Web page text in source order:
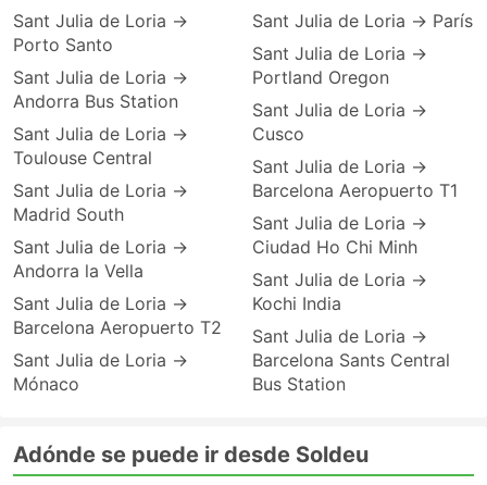
Sant Julia de Loria →
Porto Santo
Sant Julia de Loria →
Andorra Bus Station
Sant Julia de Loria →
Toulouse Central
Sant Julia de Loria →
Madrid South
Sant Julia de Loria →
Andorra la Vella
Sant Julia de Loria →
Barcelona Aeropuerto T2
Sant Julia de Loria →
Mónaco
Sant Julia de Loria → París
Sant Julia de Loria →
Portland Oregon
Sant Julia de Loria →
Cusco
Sant Julia de Loria →
Barcelona Aeropuerto T1
Sant Julia de Loria →
Ciudad Ho Chi Minh
Sant Julia de Loria →
Kochi India
Sant Julia de Loria →
Barcelona Sants Central
Bus Station
Adónde se puede ir desde Soldeu